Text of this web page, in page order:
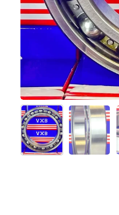
Mostra diapositiva 1
Mostra